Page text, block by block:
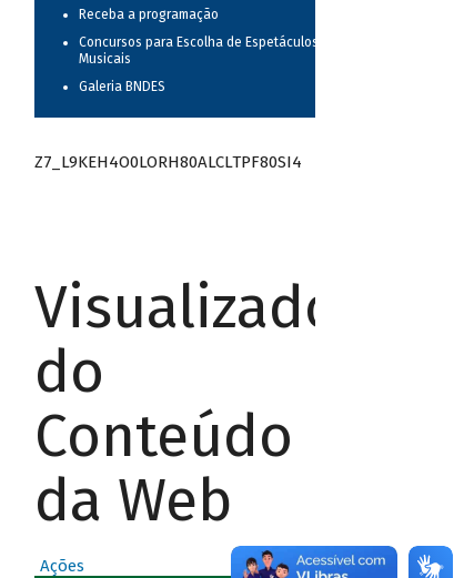
Receba a programação
Concursos para Escolha de Espetáculos
Musicais
Galeria BNDES
Z7_L9KEH4O0LORH80ALCLTPF80SI4
Visualizador
do
Conteúdo
da Web
Ações